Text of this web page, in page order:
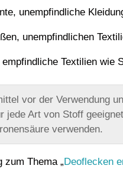
unempfindliche
unempfindlichen
empfindliche Textilien wie
vor der Verwendung
jede Art von Stoff
verwenden.
zum Thema „Deoflecken